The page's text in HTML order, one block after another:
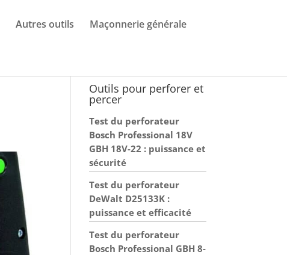
Autres outils Maçonnerie générale
Outils pour perforer et
percer
Test du perforateur
Bosch Professional 18V
GBH 18V-22 : puissance et
sécurité
Test du perforateur
DeWalt D25133K :
puissance et efficacité
Test du perforateur
Bosch Professional GBH 8-